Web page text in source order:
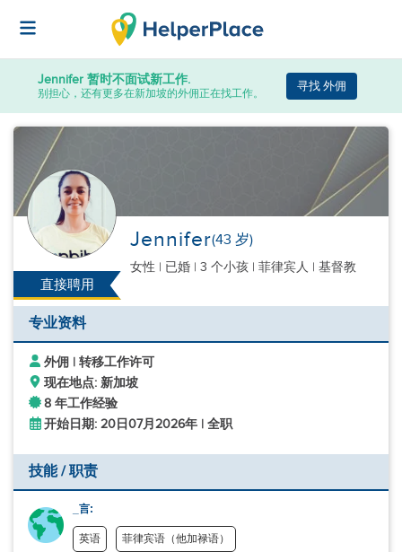
Jennifer 暂时不面试新工作.
别担心，还有更多在新加坡的外佣正在找工作。
寻找 外佣
直接聘用
Jennifer(43 岁)
女性 | 已婚 | 3 个小孩 | 菲律宾人 | 基督教
专业资料
外佣 | 转移工作许可
现在地点: 新加坡
8 年工作经验
开始日期: 20日07月2026年 | 全职
技能 / 职责
_言:
英语 菲律宾语（他加禄语）